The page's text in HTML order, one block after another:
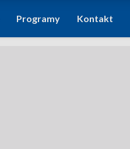
Programy Kontakt